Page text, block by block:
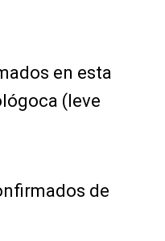
en esta
(leve
de